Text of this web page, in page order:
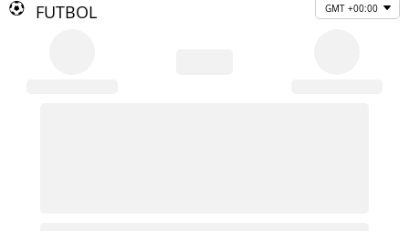
FUTBOL GMT +00:00